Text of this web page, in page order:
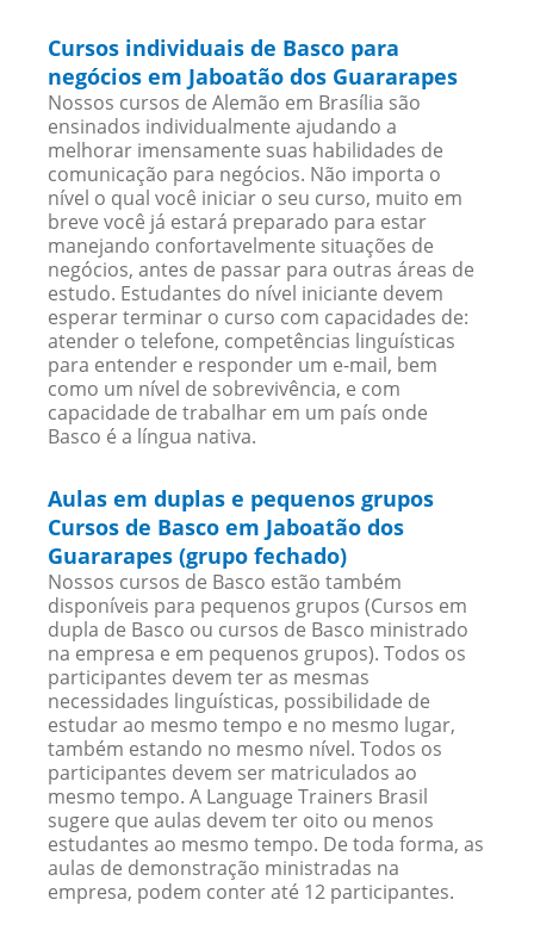
Cursos individuais de Basco para
negócios em Jaboatão dos Guararapes
Nossos cursos de Alemão em Brasília são
ensinados individualmente ajudando a
melhorar imensamente suas habilidades de
comunicação para negócios. Não importa o
nível o qual você iniciar o seu curso, muito em
breve você já estará preparado para estar
manejando confortavelmente situações de
negócios, antes de passar para outras áreas de
estudo. Estudantes do nível iniciante devem
esperar terminar o curso com capacidades de:
atender o telefone, competências linguísticas
para entender e responder um e-mail, bem
como um nível de sobrevivência, e com
capacidade de trabalhar em um país onde
Basco é a língua nativa.
Aulas em duplas e pequenos grupos
Cursos de Basco em Jaboatão dos
Guararapes (grupo fechado)
Nossos cursos de Basco estão também
disponíveis para pequenos grupos (Cursos em
dupla de Basco ou cursos de Basco ministrado
na empresa e em pequenos grupos). Todos os
participantes devem ter as mesmas
necessidades linguísticas, possibilidade de
estudar ao mesmo tempo e no mesmo lugar,
também estando no mesmo nível. Todos os
participantes devem ser matriculados ao
mesmo tempo. A Language Trainers Brasil
sugere que aulas devem ter oito ou menos
estudantes ao mesmo tempo. De toda forma, as
aulas de demonstração ministradas na
empresa, podem conter até 12 participantes.